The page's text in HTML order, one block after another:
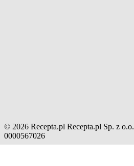
© 2026 Recepta.pl Recepta.pl Sp. z
0000567026